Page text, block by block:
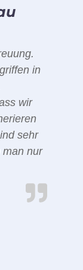
in
wir
sehr
man nur